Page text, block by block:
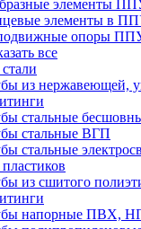
элементы
элементы в
опоры
все
из нержавеющей,
стальные
стальные ВГП
стальные
из сшитого
напорные ПВХ,